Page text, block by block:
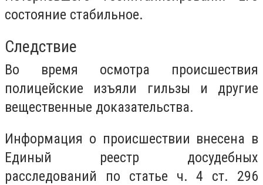
состояние стабильное.
Следствие
Во время осмотра происшествия
полицейские изъяли гильзы и другие
вещественные доказательства.
Информация о происшествии внесена в
Единый реестр досудебных
расследований по статье ч. 4 ст. 296